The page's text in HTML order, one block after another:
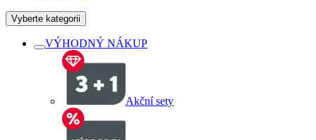
Vyberte kategorii
VÝHODNÝ NÁKUP
Akční sety